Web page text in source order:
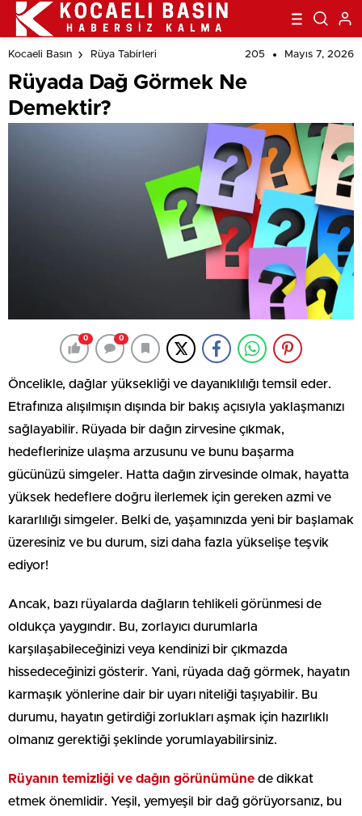
Kocaeli Basın Rüya Tabirleri 205 Mayıs 7, 2026
Rüyada Dağ Görmek Ne
Demektir?
0 0
Öncelikle, dağlar yüksekliği ve dayanıklılığı temsil eder.
Etrafınıza alışılmışın dışında bir bakış açısıyla yaklaşmanızı
sağlayabilir. Rüyada bir dağın zirvesine çıkmak,
hedeflerinize ulaşma arzusunu ve bunu başarma
gücünüzü simgeler. Hatta dağın zirvesinde olmak, hayatta
yüksek hedeflere doğru ilerlemek için gereken azmi ve
kararlılığı simgeler. Belki de, yaşamınızda yeni bir başlamak
üzeresiniz ve bu durum, sizi daha fazla yükselişe teşvik
ediyor!
Ancak, bazı rüyalarda dağların tehlikeli görünmesi de
oldukça yaygındır. Bu, zorlayıcı durumlarla
karşılaşabileceğinizi veya kendinizi bir çıkmazda
hissedeceğinizi gösterir. Yani, rüyada dağ görmek, hayatın
karmaşık yönlerine dair bir uyarı niteliği taşıyabilir. Bu
durumu, hayatın getirdiği zorlukları aşmak için hazırlıklı
olmanız gerektiği şeklinde yorumlayabilirsiniz.
Rüyanın temizliği ve dağın görünümüne de dikkat
etmek önemlidir. Yeşil, yemyeşil bir dağ görüyorsanız, bu